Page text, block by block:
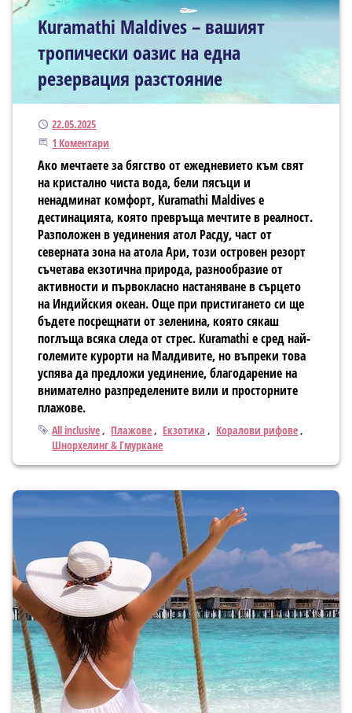
Kuramathi Maldives – вашият
тропически оазис на една
резервация разстояние
Публикуван
22.05.2025
Присъединете се към дискусията
1 Коментари
Ако мечтаете за бягство от ежедневието към свят
на кристално чиста вода, бели пясъци и
ненадминат комфорт, Kuramathi Maldives е
дестинацията, която превръща мечтите в реалност.
Разположен в уединения атол Расду, част от
северната зона на атола Ари, този островен резорт
съчетава екзотична природа, разнообразие от
активности и първокласно настаняване в сърцето
на Индийския океан. Още при пристигането си ще
бъдете посрещнати от зеленина, която сякаш
поглъща всяка следа от стрес. Kuramathi е сред най-
големите курорти на Малдивите, но въпреки това
успява да предложи уединение, благодарение на
внимателно разпределените вили и просторните
плажове.
Тагове
All inclusive Плажове Екзотика
Коралови рифове
Шнорхелинг & Гмуркане